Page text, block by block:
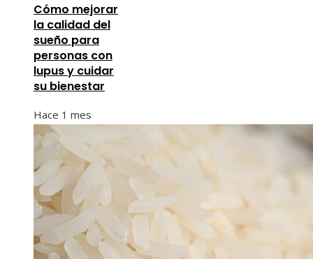
Cómo mejorar
la calidad del
sueño para
personas con
lupus y cuidar
su bienestar
Hace 1 mes